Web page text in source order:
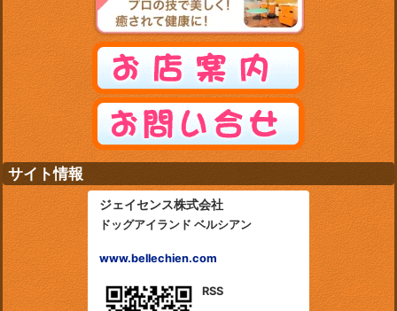
サイト情報
ジェイセンス株式会社
ドッグアイランド ベルシアン
www.bellechien.com
RSS